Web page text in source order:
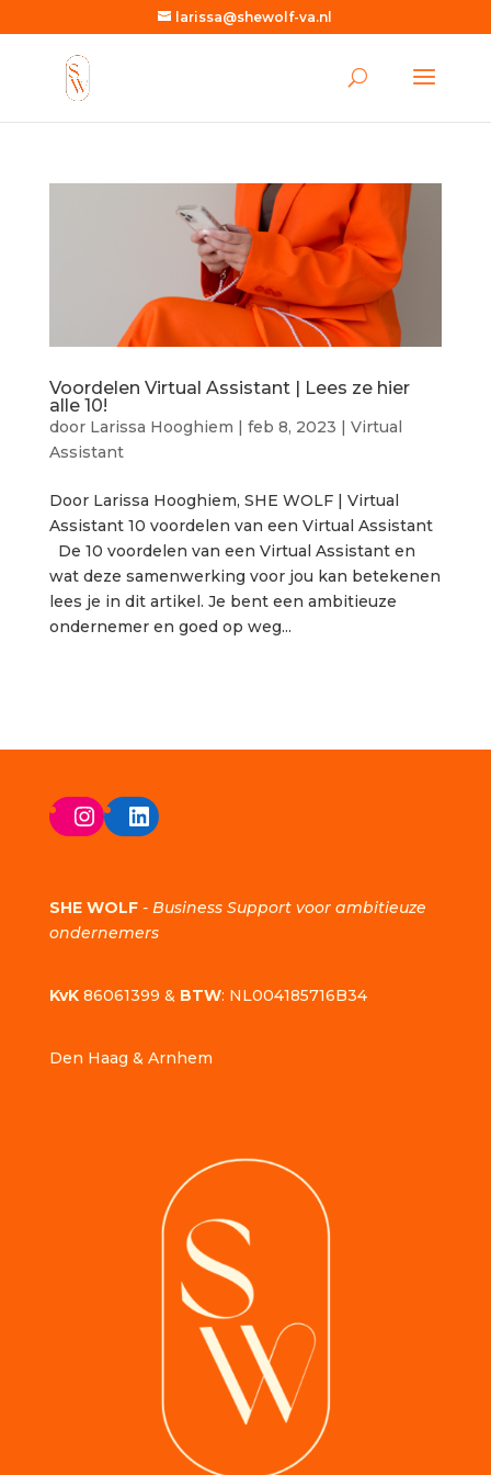
larissa@shewolf-va.nl
Voordelen Virtual Assistant | Lees ze hier
alle 10!
door Larissa Hooghiem feb 8, 2023
Virtual
Assistant
Door Larissa Hooghiem, SHE WOLF | Virtual
Assistant 10 voordelen van een Virtual Assistant
De 10 voordelen van een Virtual Assistant en
wat deze samenwerking voor jou kan betekenen
lees je in dit artikel. Je bent een ambitieuze
ondernemer en goed op weg...
Instagram
LinkedIn
SHE WOLF- Business Support voor ambitieuze
ondernemers
KvK86061399 & BTW: NL004185716B34
Den Haag & Arnhem